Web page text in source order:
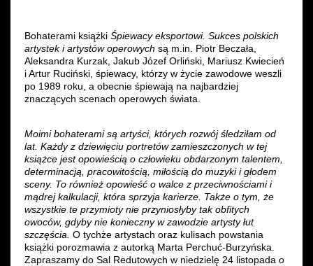
Bohaterami książki Śpiewacy eksportowi. Sukces polskich
artystek i artystów operowych są m.in. Piotr Beczała,
Aleksandra Kurzak, Jakub Józef Orliński, Mariusz Kwiecień
i Artur Ruciński, śpiewacy, którzy w życie zawodowe weszli
po 1989 roku, a obecnie śpiewają na najbardziej
znaczących scenach operowych świata.
Moimi bohaterami są artyści, których rozwój śledziłam od
lat. Każdy z dziewięciu portretów zamieszczonych w tej
książce jest opowieścią o człowieku obdarzonym talentem,
determinacją, pracowitością, miłością do muzyki i głodem
sceny. To również opowieść o walce z przeciwnościami i
mądrej kalkulacji, która sprzyja karierze. Także o tym, że
wszystkie te przymioty nie przyniosłyby tak obfitych
owoców, gdyby nie konieczny w zawodzie artysty łut
szczęścia. O tychże artystach oraz kulisach powstania
książki porozmawia z autorką Marta Perchuć-Burzyńska.
Zapraszamy do Sal Redutowych w niedzielę 24 listopada o